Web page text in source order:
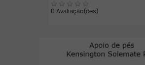
0 Avaliação(ões)